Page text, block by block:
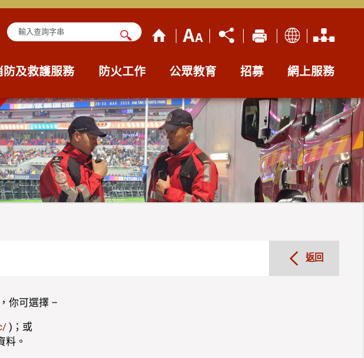
查詢字串
防及救護服務 防火工作 公眾教育 招募 網上服務
返回
你可選擇 –
)；或
料。